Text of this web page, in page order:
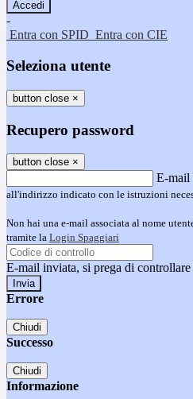
-
Entra con SPID Entra con CIE
Seleziona utente
button close ×
Recupero password
button close ×
E-mail
all'indirizzo indicato con le istruzioni
Non hai una e-mail associata al nome
tramite la Login Spaggiari
E-mail inviata, si prega di
Errore
Chiudi
Successo
Chiudi
Informazione